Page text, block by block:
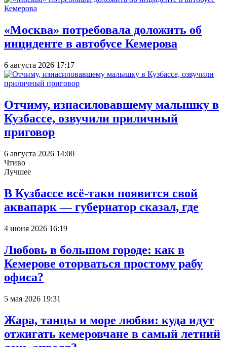
«Москва» потребовала доложить об
инциденте в автобусе Кемерова
6 августа 2026 17:17
Отчиму, изнасиловавшему малышку в
Кузбассе, озвучили приличный
приговор
6 августа 2026 14:00
Чтиво
Лучшее
В Кузбассе всё-таки появится свой
аквапарк — губернатор сказал, где
4 июня 2026 16:19
Любовь в большом городе: как в
Кемерове оторваться простому рабу
офиса?
5 мая 2026 19:31
Жара, танцы и море любви: куда идут
отжигать кемеровчане в самый летний